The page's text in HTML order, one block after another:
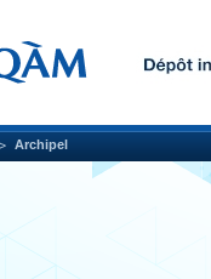
Archipel